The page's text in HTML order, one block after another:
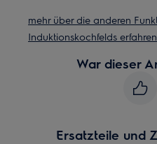
mehr über die anderen
Induktionskochfelds
War dieser
Ersatzteile und